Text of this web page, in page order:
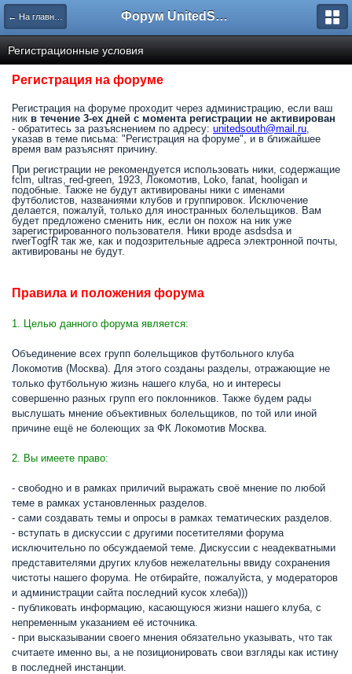
← На главную Форум UnitedSouth
Регистрационные условия
Регистрация на форуме
Регистрация на форуме проходит через администрацию, если ваш
ник в течение 3-ех дней с момента регистрации не активирован
- обратитесь за разъяснением по адресу: unitedsouth@mail.ru,
указав в теме письма: "Регистрация на форуме", и в ближайшее
время вам разъяснят причину.
При регистрации не рекомендуется использовать ники, содержащие
fclm, ultras, red-green, 1923, Локомотив, Loko, fanat, hooligan и
подобные. Также не будут активированы ники с именами
футболистов, названиями клубов и группировок. Исключение
делается, пожалуй, только для иностранных болельщиков. Вам
будет предложено сменить ник, если он похож на ник уже
зарегистрированного пользователя. Ники вроде asdsdsa и
rwerTоgfR так же, как и подозрительные адреса электронной почты,
активированы не будут.
Правила и положения форума
1. Целью данного форума является:
Объединение всех групп болельщиков футбольного клуба
Локомотив (Москва). Для этого созданы разделы, отражающие не
только футбольную жизнь нашего клуба, но и интересы
совершенно разных групп его поклонников. Также будем рады
выслушать мнение объективных болельщиков, по той или иной
причине ещё не болеющих за ФК Локомотив Москва.
2. Вы имеете право:
- свободно и в рамках приличий выражать своё мнение по любой
теме в рамках установленных разделов.
- сами создавать темы и опросы в рамках тематических разделов.
- вступать в дискуссии с другими посетителями форума
исключительно по обсуждаемой теме. Дискуссии с неадекватными
представителями других клубов нежелательны ввиду сохранения
чистоты нашего форума. Не отбирайте, пожалуйста, у модераторов
и администрации сайта последний кусок хлеба)))
- публиковать информацию, касающуюся жизни нашего клуба, с
непременным указанием её источника.
- при высказывании своего мнения обязательно указывать, что так
считаете именно вы, а не позиционировать свои взгляды как истину
в последней инстанции.